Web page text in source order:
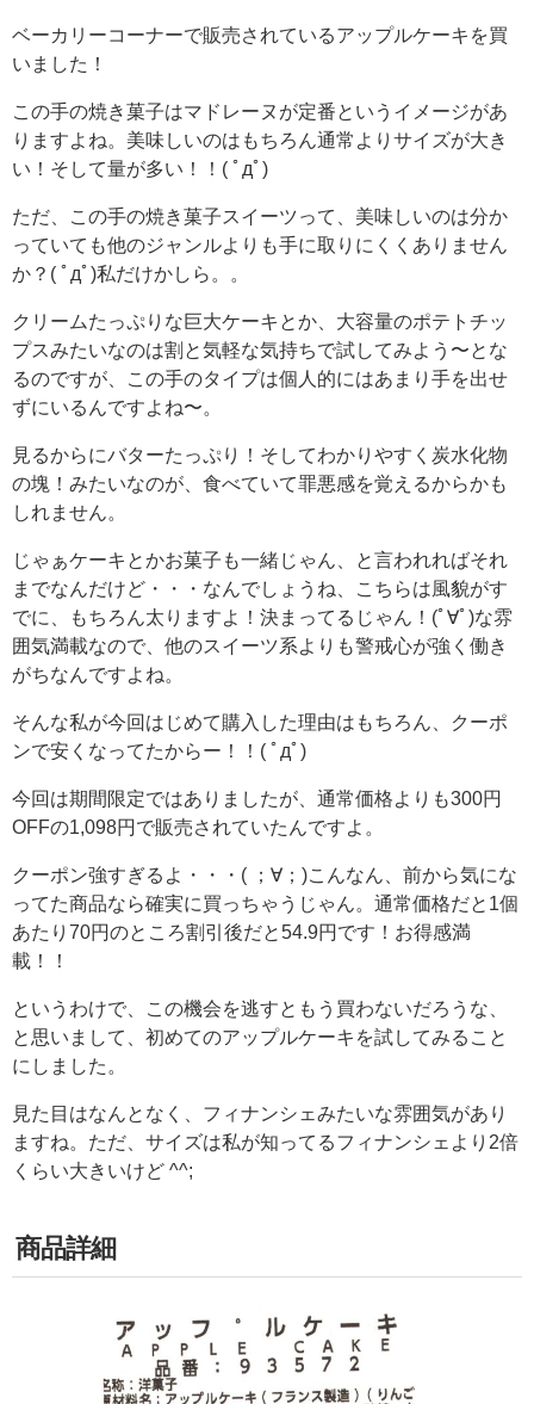
ベーカリーコーナーで販売されているアップルケーキを買
いました！
この手の焼き菓子はマドレーヌが定番というイメージがあ
りますよね。美味しいのはもちろん通常よりサイズが大き
い！そして量が多い！！( ﾟдﾟ)
ただ、この手の焼き菓子スイーツって、美味しいのは分か
っていても他のジャンルよりも手に取りにくくありません
か？( ﾟдﾟ)私だけかしら。。
クリームたっぷりな巨大ケーキとか、大容量のポテトチッ
プスみたいなのは割と気軽な気持ちで試してみよう〜とな
るのですが、この手のタイプは個人的にはあまり手を出せ
ずにいるんですよね〜。
見るからにバターたっぷり！そしてわかりやすく炭水化物
の塊！みたいなのが、食べていて罪悪感を覚えるからかも
しれません。
じゃぁケーキとかお菓子も一緒じゃん、と言われればそれ
までなんだけど・・・なんでしょうね、こちらは風貌がす
でに、もちろん太りますよ！決まってるじゃん！(ﾟ∀ﾟ)な雰
囲気満載なので、他のスイーツ系よりも警戒心が強く働き
がちなんですよね。
そんな私が今回はじめて購入した理由はもちろん、クーポ
ンで安くなってたからー！！( ﾟдﾟ)
今回は期間限定ではありましたが、通常価格よりも300円
OFFの1,098円で販売されていたんですよ。
クーポン強すぎるよ・・・( ；∀；)こんなん、前から気にな
ってた商品なら確実に買っちゃうじゃん。通常価格だと1個
あたり70円のところ割引後だと54.9円です！お得感満
載！！
というわけで、この機会を逃すともう買わないだろうな、
と思いまして、初めてのアップルケーキを試してみること
にしました。
見た目はなんとなく、フィナンシェみたいな雰囲気があり
ますね。ただ、サイズは私が知ってるフィナンシェより2倍
くらい大きいけど ^^;
商品詳細